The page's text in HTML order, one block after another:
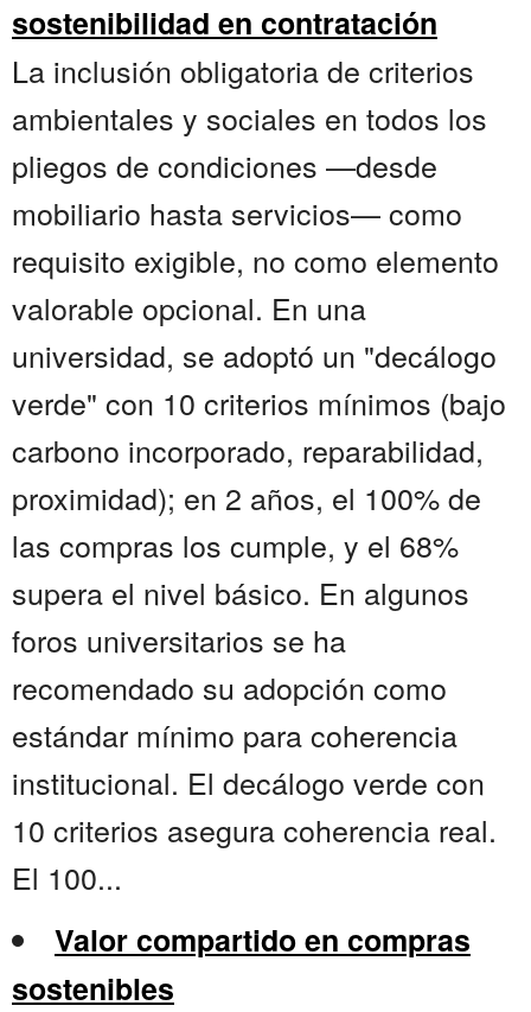
sostenibilidad en contratación
La inclusión obligatoria de criterios
ambientales y sociales en todos los
pliegos de condiciones —desde
mobiliario hasta servicios— como
requisito exigible, no como elemento
valorable opcional. En una
universidad, se adoptó un "decálogo
verde" con 10 criterios mínimos (bajo
carbono incorporado, reparabilidad,
proximidad); en 2 años, el 100% de
las compras los cumple, y el 68%
supera el nivel básico. En algunos
foros universitarios se ha
recomendado su adopción como
estándar mínimo para coherencia
institucional. El decálogo verde con
10 criterios asegura coherencia real.
El 100...
Valor compartido en compras
sostenibles